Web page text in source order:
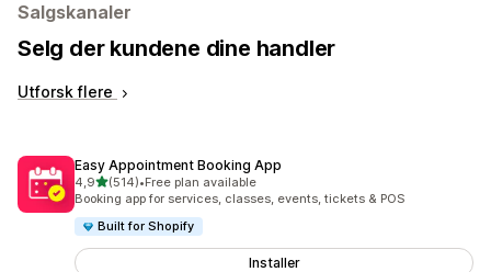
Salgskanaler
Selg der kundene dine handler
Utforsk flere
Easy Appointment Booking App
4,9av 5 stjerner
(514)
Totalt 514 omtaler
•Free plan available
Booking app for services, classes, events, tickets & POS
Built for Shopify
Installer